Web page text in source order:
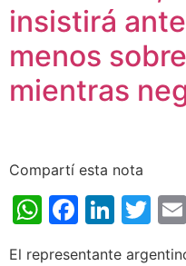
insistirá
menos
mientras
Compartí esta nota
WhatsApp
El representante